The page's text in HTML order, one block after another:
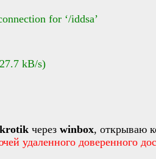
for ‘/iddsa’
kB/s)
через winbox, открываю
удаленного доверенного